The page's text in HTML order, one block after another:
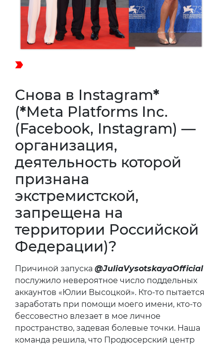
Снова в Instagram*
(*Meta Platforms Inc.
(Facebook, Instagram) —
организация,
деятельность которой
признана
экстремистской,
запрещена на
территории Российской
Федерации)?
Причиной запуска @JuliaVysotskayaOfficial
послужило невероятное число поддельных
аккаунтов «Юлии Высоцкой». Кто-то пытается
заработать при помощи моего имени, кто-то
бессовестно влезает в мое личное
пространство, задевая болевые точки. Наша
команда решила, что Продюсерский центр